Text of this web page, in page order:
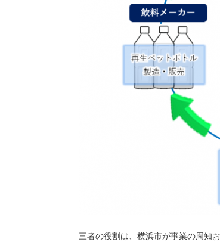
三者の役割は、横浜市が事業の周知